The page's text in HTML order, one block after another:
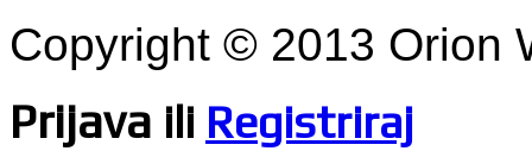
Copyright © 2013 Orion
Prijava ili Registriraj